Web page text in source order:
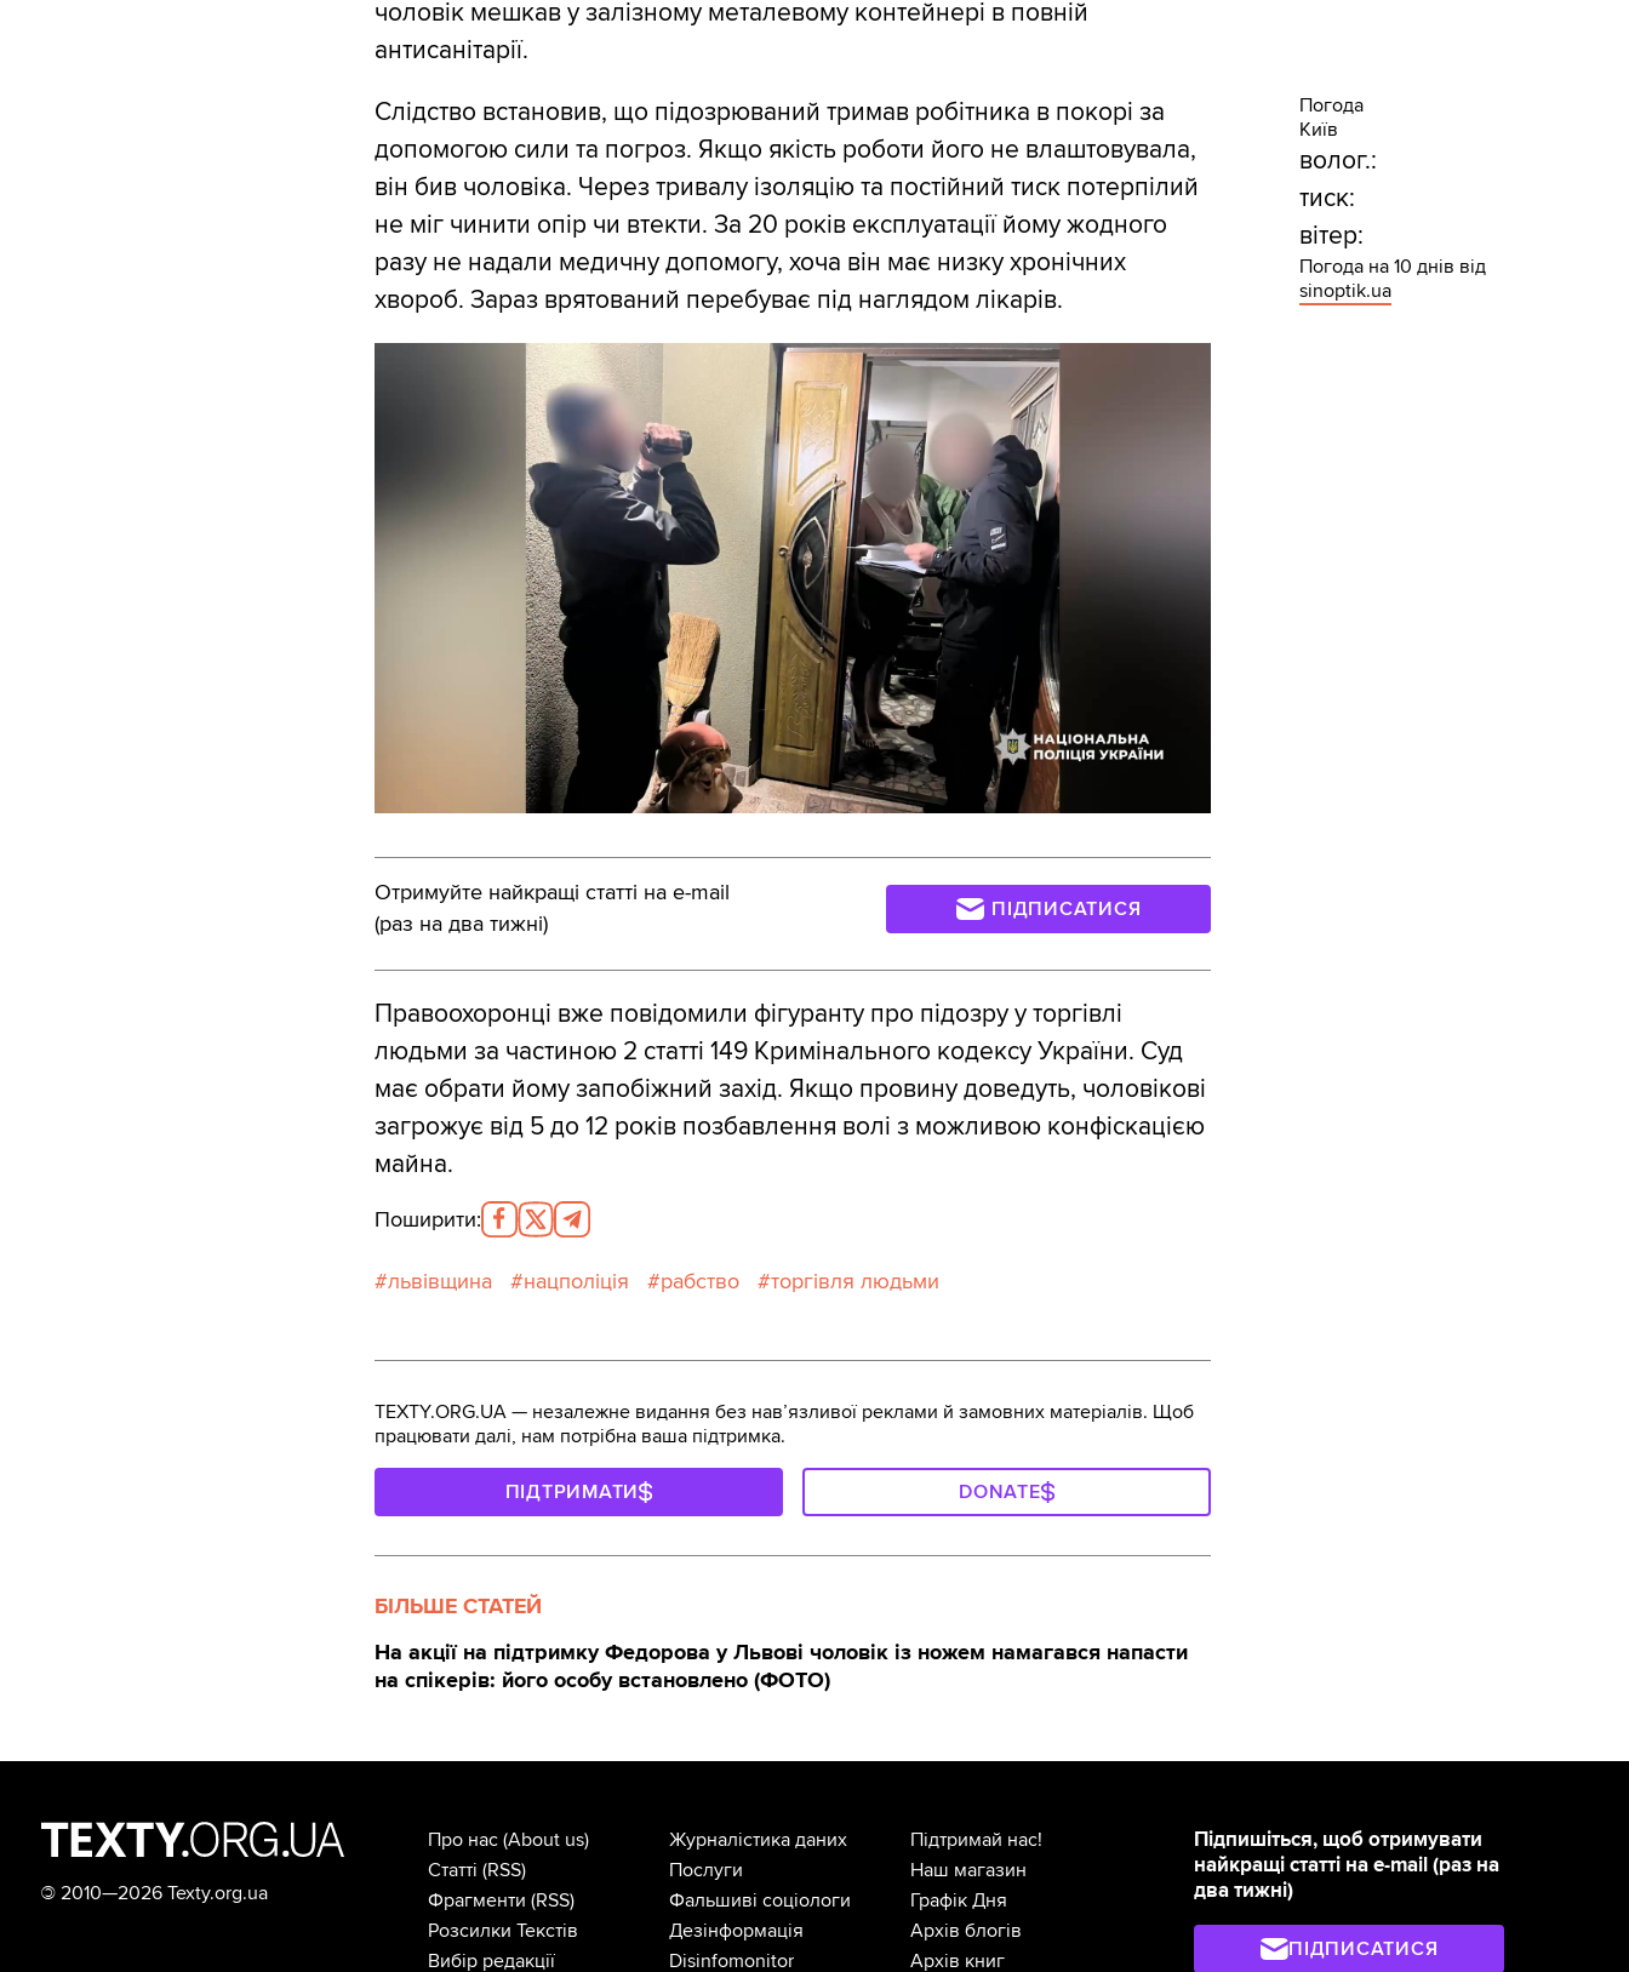
чоловік мешкав у залізному металевому контейнері в повній
антисанітарії.
Слідство встановив, що підозрюваний тримав робітника в покорі за
допомогою сили та погроз. Якщо якість роботи його не влаштовувала,
він бив чоловіка. Через тривалу ізоляцію та постійний тиск потерпілий
не міг чинити опір чи втекти. За 20 років експлуатації йому жодного
разу не надали медичну допомогу, хоча він має низку хронічних
хвороб. Зараз врятований перебуває під наглядом лікарів.
Отримуйте найкращі статті на e-mail
(раз на два тижні)
ПІДПИСАТИСЯ
Правоохоронці вже повідомили фігуранту про підозру у торгівлі
людьми за частиною 2 статті 149 Кримінального кодексу України. Суд
має обрати йому запобіжний захід. Якщо провину доведуть, чоловікові
загрожує від 5 до 12 років позбавлення волі з можливою конфіскацією
майна.
Поширити:
львівщина нацполіція рабство торгівля людьми
Погода
Київ
волог.:
тиск:
вітер:
Погода на 10 днів від
sinoptik.ua
TEXTY.ORG.UA — незалежне видання без навʼязливої реклами й замовних матеріалів. Щоб
працювати далі, нам потрібна ваша підтримка.
ПІДТРИМАТИ DONATE
БІЛЬШЕ СТАТЕЙ
На акції на підтримку Федорова у Львові чоловік із ножем намагався напасти
на спікерів: його особу встановлено (ФОТО)
© 2010—2026 Texty.org.ua
Підпишіться, щоб отримувати
найкращі статті на e-mail (раз на
два тижні)
ПІДПИСАТИСЯ
Про нас (About us)
Статті (RSS)
Фрагменти (RSS)
Розсилки Текстів
Вибір редакції
Журналістика даних
Послуги
Фальшиві соціологи
Дезінформація
Disinfomonitor
Підтримай нас!
Наш магазин
Графік Дня
Архів блогів
Архів книг